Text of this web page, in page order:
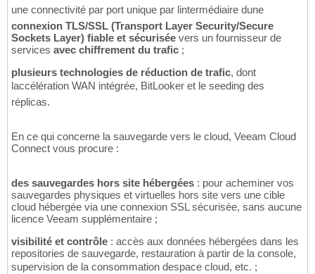
une connectivité par port unique par lintermédiaire dune
connexion TLS/SSL (Transport Layer Security/Secure
Sockets Layer) fiable et sécurisée vers un fournisseur de
services avec chiffrement du trafic ;
plusieurs technologies de réduction de trafic, dont
laccélération WAN intégrée, BitLooker et le seeding des
réplicas.
En ce qui concerne la sauvegarde vers le cloud, Veeam Cloud
Connect vous procure :
des sauvegardes hors site hébergées : pour acheminer vos
sauvegardes physiques et virtuelles hors site vers une cible
cloud hébergée via une connexion SSL sécurisée, sans aucune
licence Veeam supplémentaire ;
visibilité et contrôle : accès aux données hébergées dans les
repositories de sauvegarde, restauration à partir de la console,
supervision de la consommation despace cloud, etc. ;